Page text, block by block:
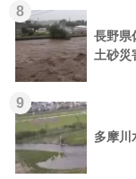
8
長野県
土砂災
9
多摩川